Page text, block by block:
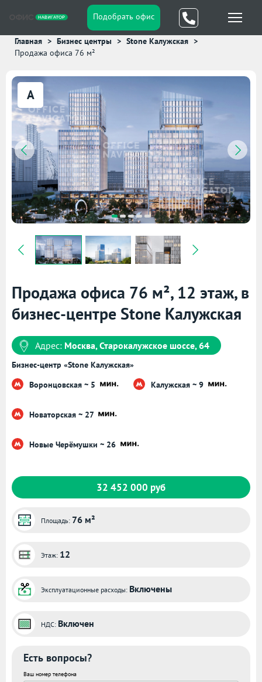
Подобрать офис
Главная Бизнес центры
Stone Калужская
Продажа офиса 76 м²
A
Продажа офиса 76 м², 12 этаж, в
бизнес-центре Stone Калужская
Адрес: Москва, Старокалужское шоссе, 64
Бизнес-центр «Stone Калужская»
Воронцовская ~ 5
Калужская ~ 9
Новаторская ~ 27
Новые Черёмушки ~ 26
32 452 000 руб
Площадь: 76 м²
Этаж: 12
Эксплуатационные расходы: Включены
НДС: Включен
Есть вопросы?
Ваш номер телефона